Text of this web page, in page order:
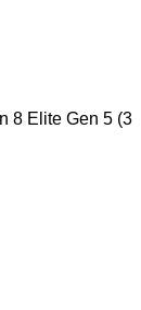
8 Elite Gen 5 (3